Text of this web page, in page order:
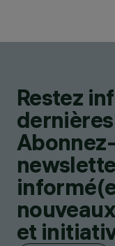
Restez
et